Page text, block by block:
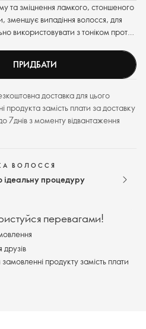
та зміцнення ламкого, стоншеного
зменшує випадіння волосся, для
використовувати з тоніком проти
ПРИДБАТИ
доставка для цього
продукта замість плати за доставку
7днів з моменту відвантаження
ВОЛОССЯ
ідеальну процедуру
перевагами!
продукту замість плати